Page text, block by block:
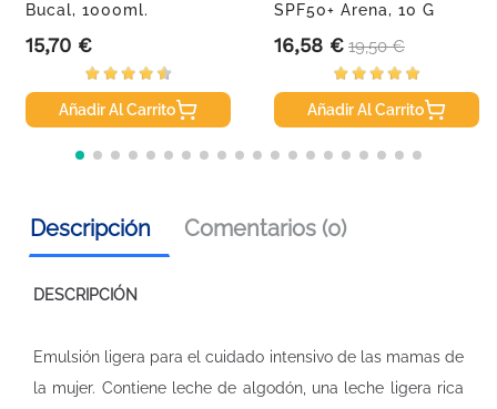
Bucal, 1000ml.
Precio
15,70 €
Añadir Al Carrito
SPF50+ Arena, 10 G
Precio
16,58 € Precio base
19,50 €
Añadir Al Carrito
Descripción Comentarios (0)
DESCRIPCIÓN
Emulsión ligera para el cuidado intensivo de las mamas de
la mujer. Contiene leche de algodón, una leche ligera rica